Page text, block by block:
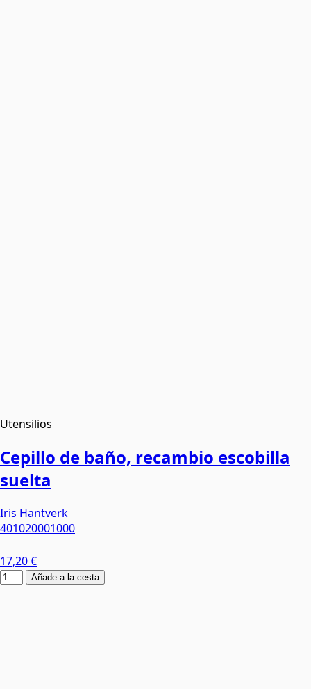
Utensilios
Cepillo de baño, recambio escobilla
suelta
Iris Hantverk
401020001000
17,20 €
Añade a la cesta